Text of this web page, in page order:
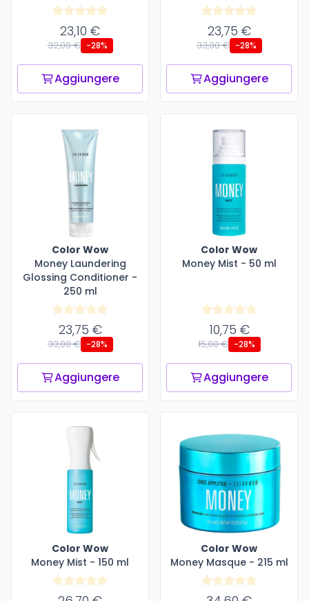
23,10 €
32,00 € -28%
Aggiungere
23,75 €
33,00 € -28%
Aggiungere
Color Wow
Money Laundering
Glossing Conditioner -
250 ml
23,75 €
33,00 € -28%
Aggiungere
Color Wow
Money Mist - 50 ml
10,75 €
15,00 € -28%
Aggiungere
Color Wow
Money Mist - 150 ml
Color Wow
Money Masque - 215 ml